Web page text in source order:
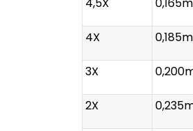
4X
3X
2X